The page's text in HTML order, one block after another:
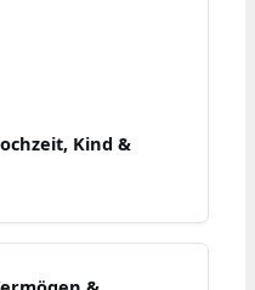
Kind &